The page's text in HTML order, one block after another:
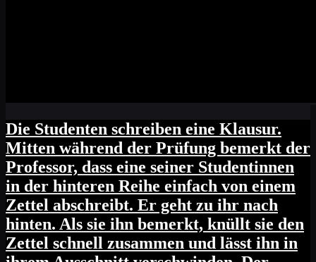
Die Studenten schreiben eine Klausur.
Mitten während der Prüfung bemerkt der
Professor, dass eine seiner Studentinnen
in der hinteren Reihe einfach von einem
Zettel abschreibt. Er geht zu ihr nach
hinten. Als sie ihn bemerkt, knüllt sie den
Zettel schnell zusammen und lässt ihn in